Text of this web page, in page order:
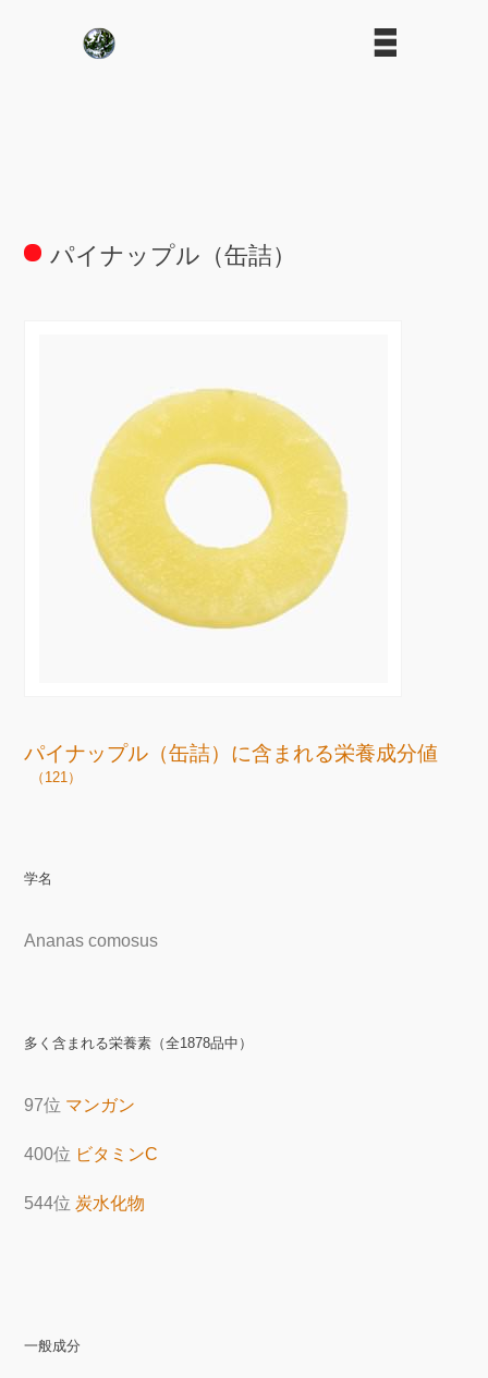
パイナップル（缶詰）
パイナップル（缶詰）に含まれる栄養成分値
（121）
学名
Ananas comosus
多く含まれる栄養素（全1878品中）
97位 マンガン
400位 ビタミンC
544位 炭水化物
一般成分